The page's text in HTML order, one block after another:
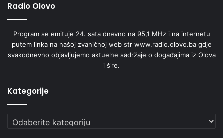
Radio Olovo
Program se emituje 24. sata dnevno na 95,1 MHz i na internetu
putem linka na našoj zvaničnoj web str www.radio.olovo.ba gdje
svakodnevno objavljujemo aktuelne sadržaje o događajima iz Olova
i šire.
Kategorije
Kategorije